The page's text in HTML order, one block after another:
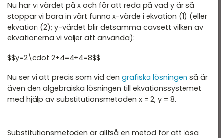
Nu har vi värdet på x och för att reda på vad y är så
stoppar vi bara in vårt funna x-värde i ekvation (1) (eller
ekvation (2); y-värdet blir detsamma oavsett vilken av
ekvationerna vi väljer att använda):
$$y=2\cdot 2+4=4+4=8$$
Nu ser vi att precis som vid den grafiska lösningen så är
även den algebraiska lösningen till ekvationssystemet
med hjälp av substitutionsmetoden x = 2, y = 8.
Substitutionsmetoden är alltså en metod för att lösa